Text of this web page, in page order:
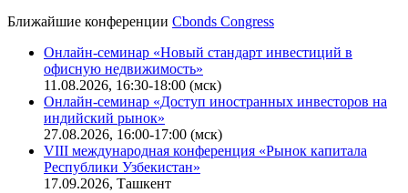
Ближайшие конференции Cbonds Congress
Онлайн-семинар «Новый стандарт инвестиций в
офисную недвижимость»
11.08.2026, 16:30-18:00 (мск)
Онлайн-семинар «Доступ иностранных инвесторов на
индийский рынок»
27.08.2026, 16:00-17:00 (мск)
VIII международная конференция «Рынок капитала
Республики Узбекистан»
17.09.2026, Ташкент